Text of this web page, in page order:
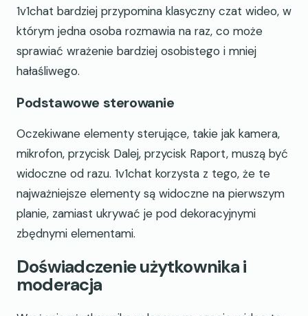
1v1chat bardziej przypomina klasyczny czat wideo, w
którym jedna osoba rozmawia na raz, co może
sprawiać wrażenie bardziej osobistego i mniej
hałaśliwego.
Podstawowe sterowanie
Oczekiwane elementy sterujące, takie jak kamera,
mikrofon, przycisk Dalej, przycisk Raport, muszą być
widoczne od razu. 1v1chat korzysta z tego, że te
najważniejsze elementy są widoczne na pierwszym
planie, zamiast ukrywać je pod dekoracyjnymi
zbędnymi elementami.
Doświadczenie użytkownika i
moderacja